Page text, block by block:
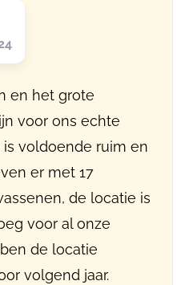
en het grote
voor ons echte
voldoende ruim en
er met 17
de locatie is
voor al onze
de locatie
volgend jaar.